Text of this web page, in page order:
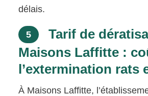
délais.
5
Tarif de
Maisons Laffitte :
l’extermination rats
À Maisons Laffitte,